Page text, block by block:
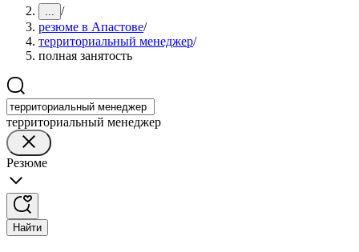
... /
резюме в Апастове/
территориальный менеджер/
полная занятость
территориальный менеджер
Резюме
Найти